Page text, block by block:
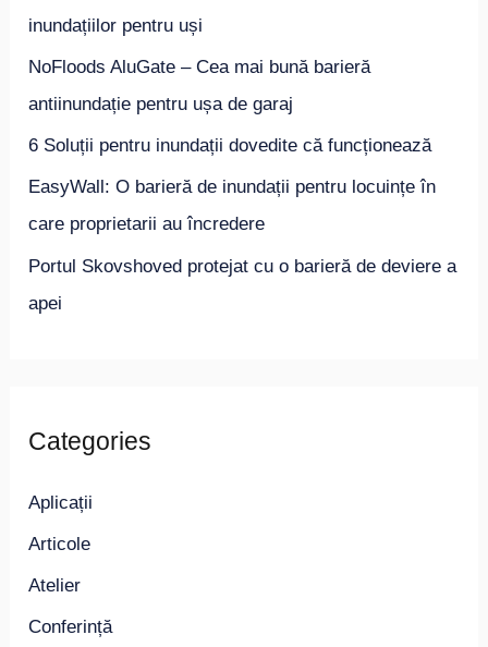
inundațiilor pentru uși
NoFloods AluGate – Cea mai bună barieră
antiinundație pentru ușa de garaj
6 Soluții pentru inundații dovedite că funcționează
EasyWall: O barieră de inundații pentru locuințe în
care proprietarii au încredere
Portul Skovshoved protejat cu o barieră de deviere a
apei
Categories
Aplicații
Articole
Atelier
Conferință